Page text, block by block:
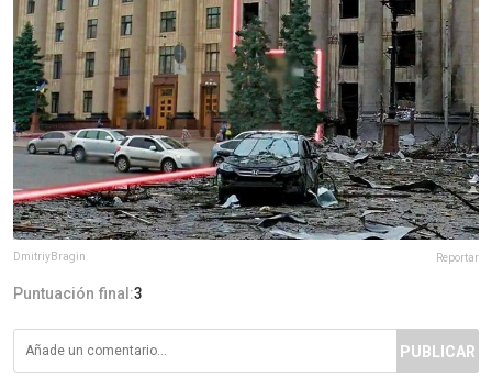
DmitriyBragin Reportar
Puntuación final:3
PUBLICAR